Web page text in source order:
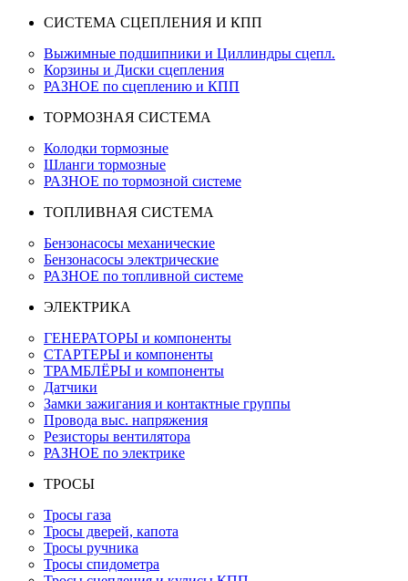
СИСТЕМА СЦЕПЛЕНИЯ И КПП
Выжимные подшипники и Циллиндры сцепл.
Корзины и Диски сцепления
РАЗНОЕ по сцеплению и КПП
ТОРМОЗНАЯ СИСТЕМА
Колодки тормозные
Шланги тормозные
РАЗНОЕ по тормозной системе
ТОПЛИВНАЯ СИСТЕМА
Бензонасосы механические
Бензонасосы электрические
РАЗНОЕ по топливной системе
ЭЛЕКТРИКА
ГЕНЕРАТОРЫ и компоненты
СТАРТЕРЫ и компоненты
ТРАМБЛЁРЫ и компоненты
Датчики
Замки зажигания и контактные группы
Провода выс. напряжения
Резисторы вентилятора
РАЗНОЕ по электрике
ТРОСЫ
Тросы газа
Тросы дверей, капота
Тросы ручника
Тросы спидометра